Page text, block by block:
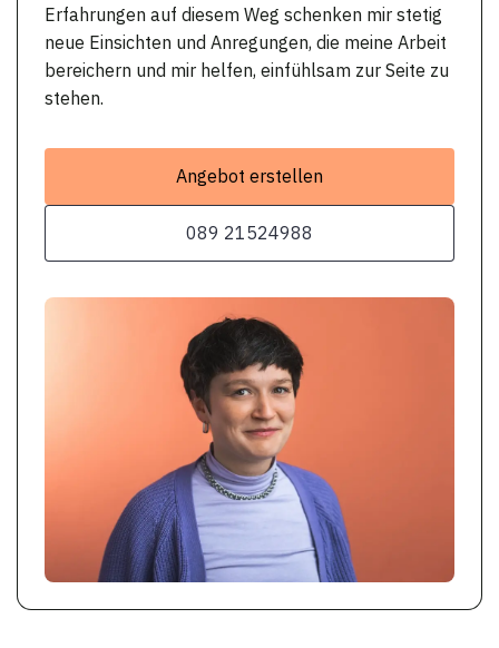
Erfahrungen auf diesem Weg schenken mir stetig
neue Einsichten und Anregungen, die meine Arbeit
bereichern und mir helfen, einfühlsam zur Seite zu
stehen.
Angebot erstellen
089 21524988